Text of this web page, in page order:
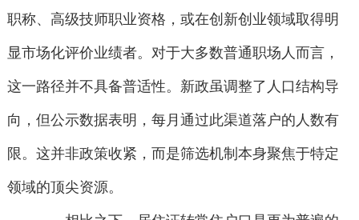
职称、高级技师职业资格，或在创新创业领域取得明
显市场化评价业绩者。对于大多数普通职场人而言，
这一路径并不具备普适性。新政虽调整了人口结构导
向，但公示数据表明，每月通过此渠道落户的人数有
限。这并非政策收紧，而是筛选机制本身聚焦于特定
领域的顶尖资源。